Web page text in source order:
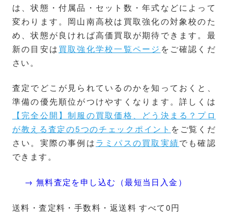
は、状態・付属品・セット数・年式などによって
変わります。岡山南高校は買取強化の対象校のた
め、状態が良ければ高価買取が期待できます。最
新の目安は買取強化学校一覧ページ をご確認くだ
さい。
査定でどこが見られているのかを知っておくと、
準備の優先順位がつけやすくなります。詳しくは
【完全公開】制服の買取価格、どう決まる？プロ
が教える査定の5つのチェックポイント をご覧くだ
さい。実際の事例はラミパスの買取実績でも確認
できます。
→ 無料査定を申し込む（最短当日入金）
送料・査定料・手数料・返送料 すべて0円